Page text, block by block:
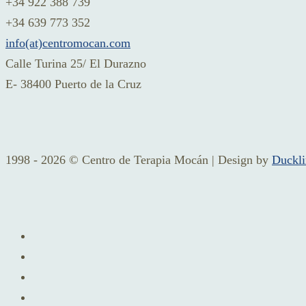
+34 639 773 352
info(at)centromocan.com
Calle Turina 25/ El Durazno
E- 38400 Puerto de la Cruz
1998 - 2026 © Centro de Terapia Mocán | Design by